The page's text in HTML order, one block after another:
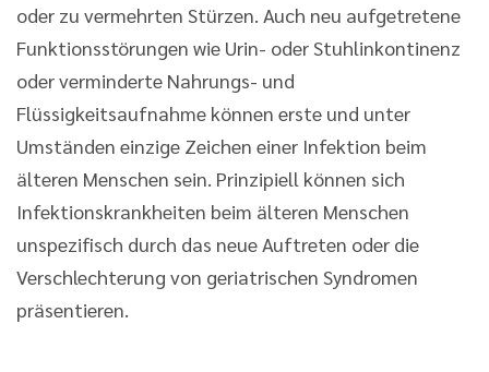
oder zu vermehrten Stürzen. Auch neu aufgetretene
Funktionsstörungen wie Urin- oder Stuhlinkontinenz
oder verminderte Nahrungs- und
Flüssigkeitsaufnahme können erste und unter
Umständen einzige Zeichen einer Infektion beim
älteren Menschen sein. Prinzipiell können sich
Infektionskrankheiten beim älteren Menschen
unspezifisch durch das neue Auftreten oder die
Verschlechterung von geriatrischen Syndromen
präsentieren.